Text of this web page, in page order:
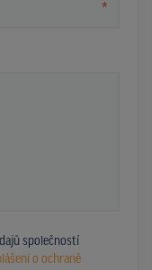
*
společností
o ochraně